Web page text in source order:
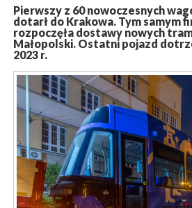
Pierwszy z 60 nowoczesnych
dotarł do Krakowa. Tym samym
rozpoczęła dostawy nowych
Małopolski. Ostatni pojazd
2023 r.